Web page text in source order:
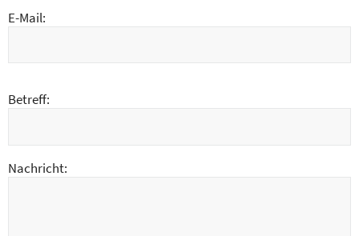
Über uns
E-Mail:
Betreff:
Nachricht: